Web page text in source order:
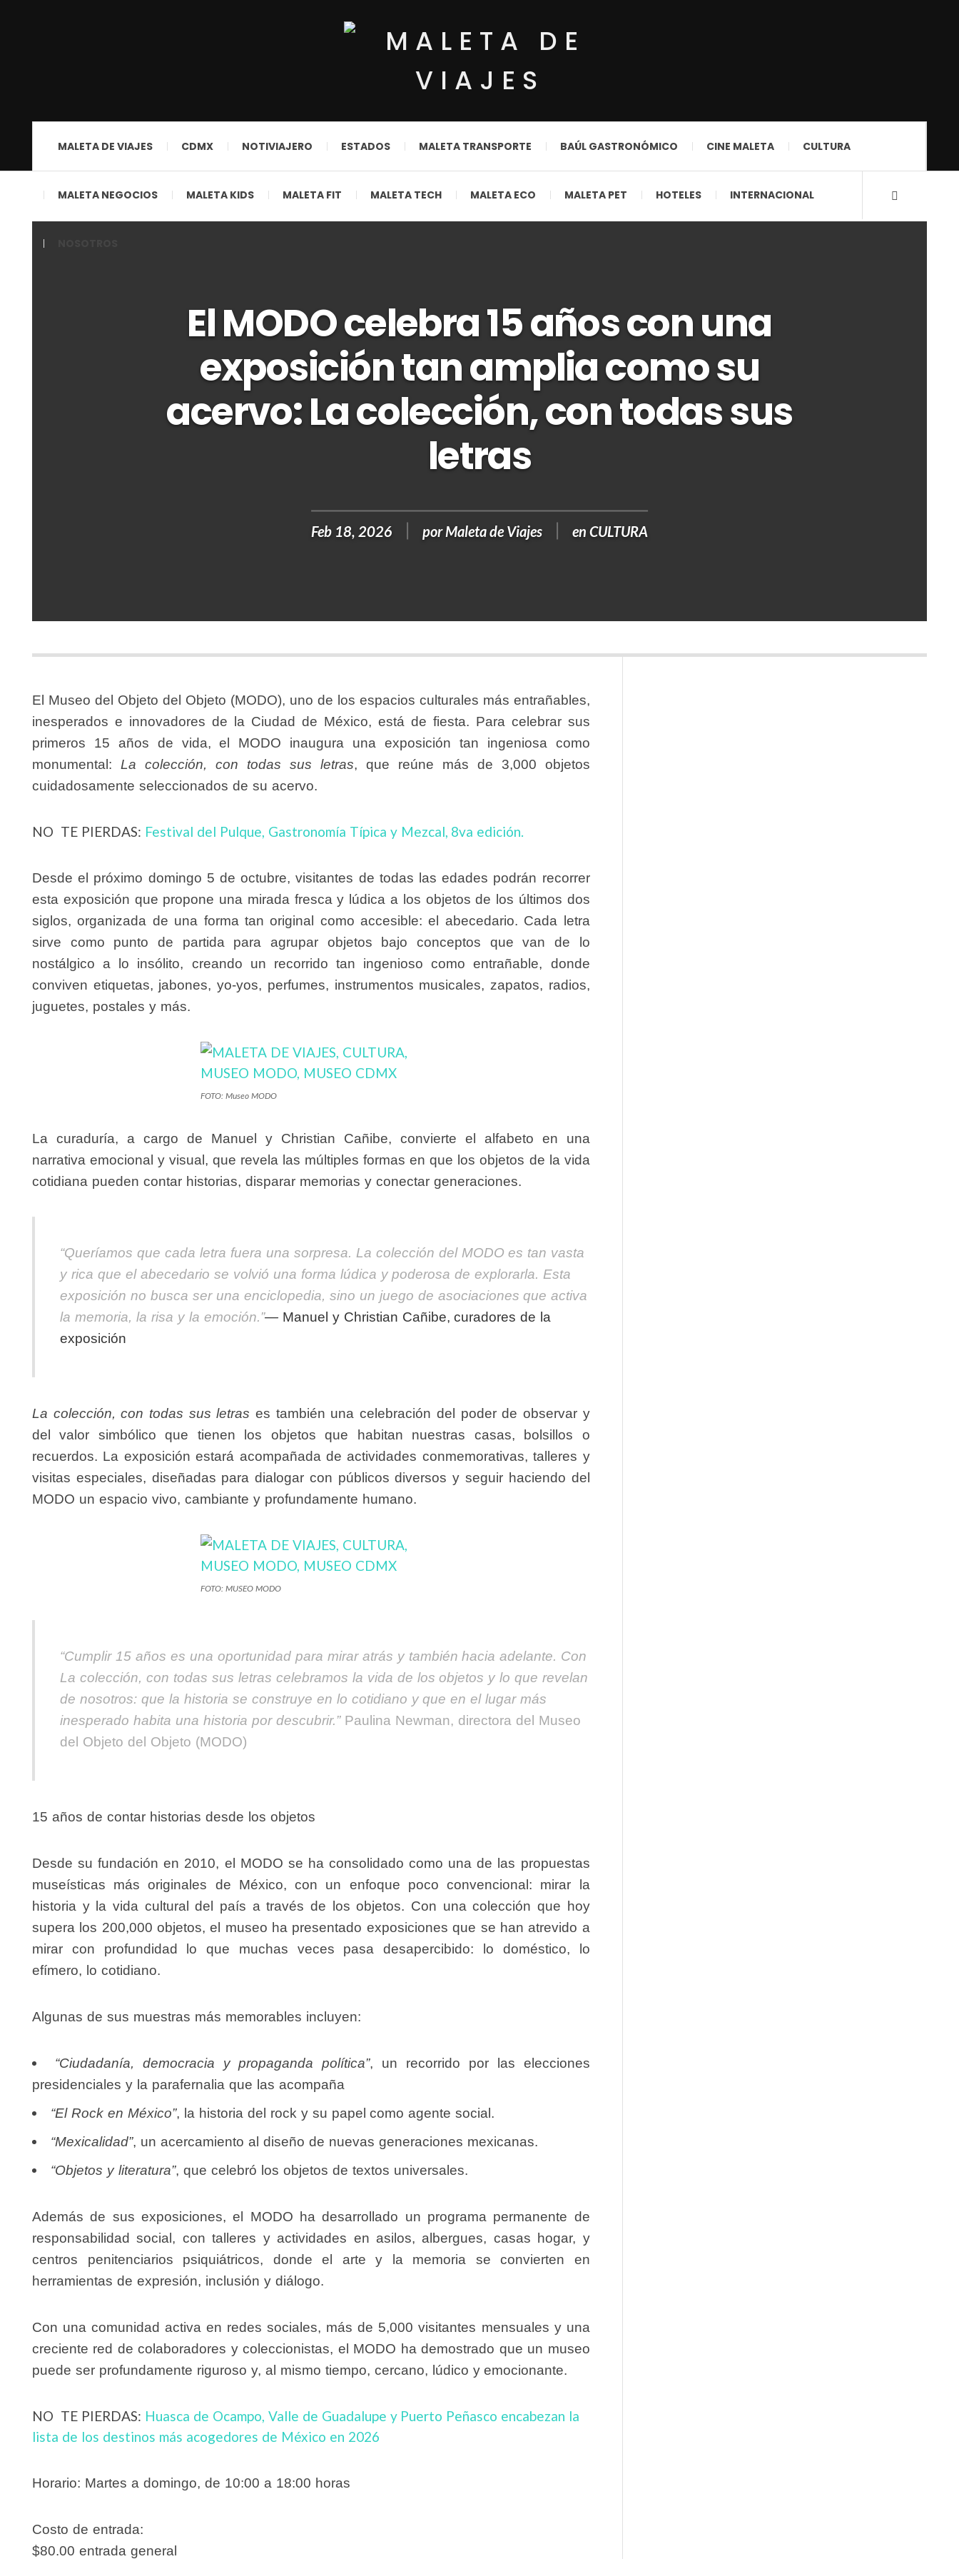
MALETA DE VIAJES CDMX NOTIVIAJERO ESTADOS MALETA TRANSPORTE BAÚL GASTRONÓMICO CINE MALETA CULTURA
MALETA NEGOCIOS MALETA KIDS MALETA FIT MALETA TECH MALETA ECO MALETA PET HOTELES INTERNACIONAL
El MODO celebra 15 años con una
exposición tan amplia como su
acervo: La colección, con todas sus
letras
Feb 18, 2026 por Maleta de Viajes en CULTURA
El Museo del Objeto del Objeto (MODO), uno de los espacios culturales más entrañables,
inesperados e innovadores de la Ciudad de México, está de fiesta. Para celebrar sus
primeros 15 años de vida, el MODO inaugura una exposición tan ingeniosa como
monumental: La colección, con todas sus letras, que reúne más de 3,000 objetos
cuidadosamente seleccionados de su acervo.
NO TE PIERDAS: Festival del Pulque, Gastronomía Típica y Mezcal, 8va edición.
Desde el próximo domingo 5 de octubre, visitantes de todas las edades podrán recorrer
esta exposición que propone una mirada fresca y lúdica a los objetos de los últimos dos
siglos, organizada de una forma tan original como accesible: el abecedario. Cada letra
sirve como punto de partida para agrupar objetos bajo conceptos que van de lo
nostálgico a lo insólito, creando un recorrido tan ingenioso como entrañable, donde
conviven etiquetas, jabones, yo-yos, perfumes, instrumentos musicales, zapatos, radios,
juguetes, postales y más.
FOTO: Museo MODO
La curaduría, a cargo de Manuel y Christian Cañibe, convierte el alfabeto en una
narrativa emocional y visual, que revela las múltiples formas en que los objetos de la vida
cotidiana pueden contar historias, disparar memorias y conectar generaciones.
“Queríamos que cada letra fuera una sorpresa. La colección del MODO es tan vasta
y rica que el abecedario se volvió una forma lúdica y poderosa de explorarla. Esta
exposición no busca ser una enciclopedia, sino un juego de asociaciones que activa
la memoria, la risa y la emoción.”— Manuel y Christian Cañibe, curadores de la
exposición
La colección, con todas sus letras es también una celebración del poder de observar y
del valor simbólico que tienen los objetos que habitan nuestras casas, bolsillos o
recuerdos. La exposición estará acompañada de actividades conmemorativas, talleres y
visitas especiales, diseñadas para dialogar con públicos diversos y seguir haciendo del
MODO un espacio vivo, cambiante y profundamente humano.
FOTO: MUSEO MODO
“Cumplir 15 años es una oportunidad para mirar atrás y también hacia adelante. Con
La colección, con todas sus letras celebramos la vida de los objetos y lo que revelan
de nosotros: que la historia se construye en lo cotidiano y que en el lugar más
inesperado habita una historia por descubrir.” Paulina Newman, directora del Museo
del Objeto del Objeto (MODO)
15 años de contar historias desde los objetos
Desde su fundación en 2010, el MODO se ha consolidado como una de las propuestas
museísticas más originales de México, con un enfoque poco convencional: mirar la
historia y la vida cultural del país a través de los objetos. Con una colección que hoy
supera los 200,000 objetos, el museo ha presentado exposiciones que se han atrevido a
mirar con profundidad lo que muchas veces pasa desapercibido: lo doméstico, lo
efímero, lo cotidiano.
Algunas de sus muestras más memorables incluyen:
“Ciudadanía, democracia y propaganda política”, un recorrido por las elecciones
presidenciales y la parafernalia que las acompaña
“El Rock en México”, la historia del rock y su papel como agente social.
“Mexicalidad”, un acercamiento al diseño de nuevas generaciones mexicanas.
“Objetos y literatura”, que celebró los objetos de textos universales.
Además de sus exposiciones, el MODO ha desarrollado un programa permanente de
responsabilidad social, con talleres y actividades en asilos, albergues, casas hogar, y
centros penitenciarios psiquiátricos, donde el arte y la memoria se convierten en
herramientas de expresión, inclusión y diálogo.
Con una comunidad activa en redes sociales, más de 5,000 visitantes mensuales y una
creciente red de colaboradores y coleccionistas, el MODO ha demostrado que un museo
puede ser profundamente riguroso y, al mismo tiempo, cercano, lúdico y emocionante.
NO TE PIERDAS: Huasca de Ocampo, Valle de Guadalupe y Puerto Peñasco encabezan la
lista de los destinos más acogedores de México en 2026
Horario: Martes a domingo, de 10:00 a 18:00 horas
Costo de entrada:
$80.00 entrada general